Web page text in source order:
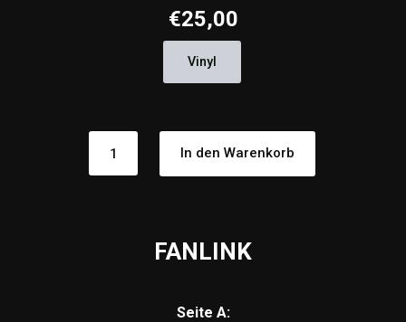
€25,00
Vinyl
EPKreiml
In den Warenkorb
FANLINK
Seite A: